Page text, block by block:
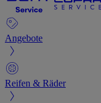
Angebote
Reifen & Räder